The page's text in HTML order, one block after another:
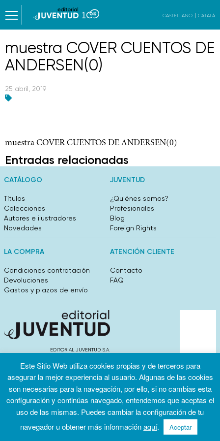
CASTELLANO CATALÀ
muestra COVER CUENTOS DE
ANDERSEN(0)
25 abril, 2019
muestra COVER CUENTOS DE ANDERSEN(0)
Entradas relacionadas
CATÁLOGO
Títulos
Colecciones
Autores e ilustradores
Novedades
JUVENTUD
¿Quiénes somos?
Profesionales
Blog
Foreign Rights
LA COMPRA
Condiciones contratación
Devoluciones
Gastos y plazos de envío
ATENCIÓN CLIENTE
Contacto
FAQ
EDITORIAL JUVENTUD S.A.
info@editorialjuventud.es
(+34) 93 444 18 00
Condiciones
Política de
Política de
Este Sitio Web utiliza cookies propias y de terceros para
asegurar la mejor experiencia al usuario. Algunas de las cookies
son necesarias para la navegación, por ello, si no cambias esta
configuración y continúas navegado, entendemos que aceptas el
uso de las mismas. Puedes cambiar la configuración de tu
navegador u obtener más informaciónaquí. Aceptar